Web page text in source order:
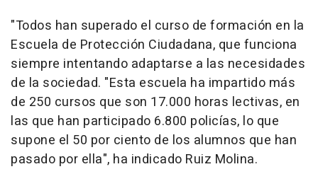
"Todos han superado el curso de formación en la
Escuela de Protección Ciudadana, que funciona
siempre intentando adaptarse a las necesidades
de la sociedad. "Esta escuela ha impartido más
de 250 cursos que son 17.000 horas lectivas, en
las que han participado 6.800 policías, lo que
supone el 50 por ciento de los alumnos que han
pasado por ella", ha indicado Ruiz Molina.